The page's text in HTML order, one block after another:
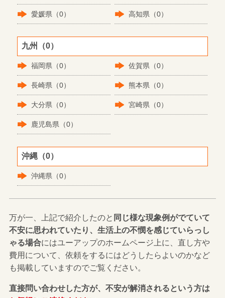
愛媛県（0） 高知県（0）
九州（0）
福岡県（0） 佐賀県（0）
長崎県（0） 熊本県（0）
大分県（0） 宮崎県（0）
鹿児島県（0）
沖縄（0）
沖縄県（0）
万が一、上記で紹介したのと 同じ様な現象例がでていて
不安に思われていたり、生活上の不憫を感じていらっし
ゃる場合にはユーアップのホームページ上に、直し方や
費用について、依頼をするにはどうしたらよいのかなど
も掲載していますのでご覧ください。
直接問い合わせした方が、不安が解消されるという方は